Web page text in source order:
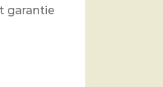
garantie